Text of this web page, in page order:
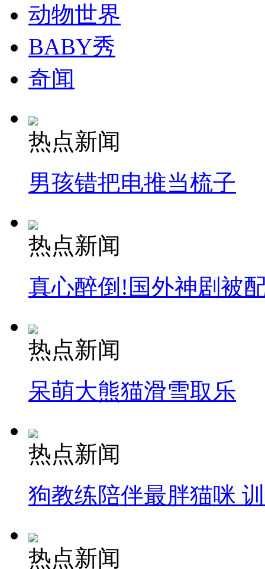
台湾高山茶农药残留超标遭罚
山西运城恶犬咬伤多人 警民合力深夜将其击毙
女孩北京地铁殴打老人 痛下狠手拳打脚踢
无痛分娩是否安全 医生回应
外交部：反对强权政治霸凌主义
安徽一实载49人客车翻车
走！跟着总书记去植树
消防员救轻生者 花炮节热闹非凡
纽约上演“枕头大战”
司机酒驾遇交警 急速倒车逃窜
动物世界
BABY秀
奇闻
热点新闻
男孩错把电推当梳子
热点新闻
真心醉倒!国外神剧被
热点新闻
呆萌大熊猫滑雪取乐
热点新闻
狗教练陪伴最胖猫咪
热点新闻